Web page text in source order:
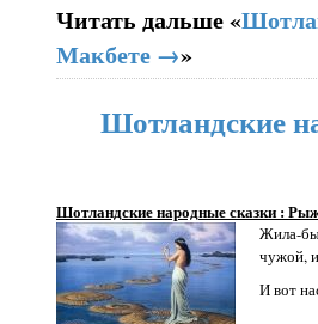
Читать дальше «
Макбете →»
Шотландские
Шотландские народные сказки :
Жила-
чужой,
И вот